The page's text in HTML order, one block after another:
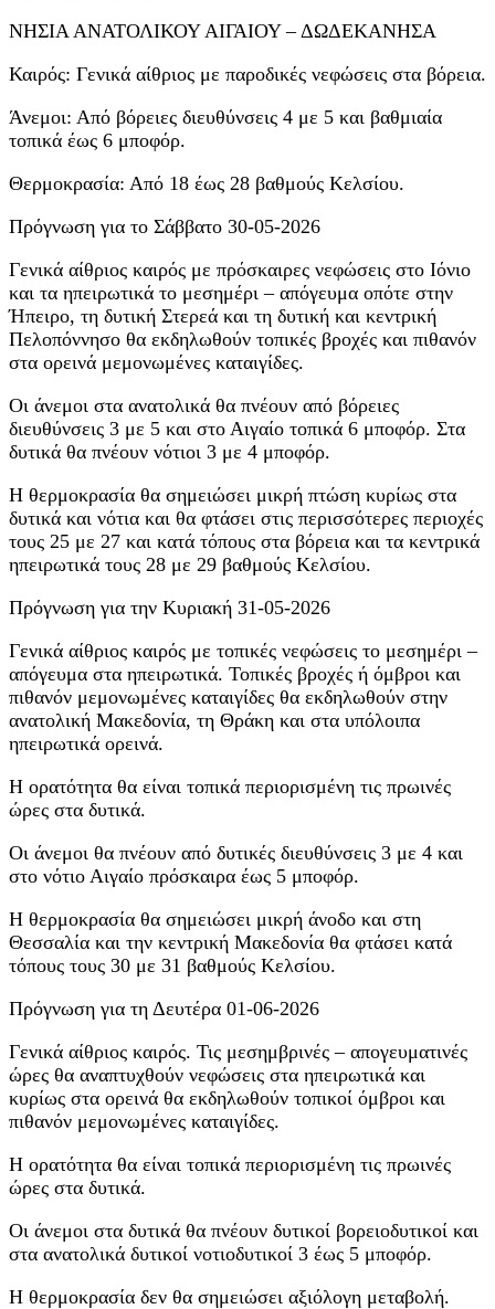
ΝΗΣΙΑ ΑΝΑΤΟΛΙΚΟΥ ΑΙΓΑΙΟΥ – ΔΩΔΕΚΑΝΗΣΑ
Καιρός: Γενικά αίθριος με παροδικές νεφώσεις στα βόρεια.
Άνεμοι: Από βόρειες διευθύνσεις 4 με 5 και βαθμιαία
τοπικά έως 6 μποφόρ.
Θερμοκρασία: Από 18 έως 28 βαθμούς Κελσίου.
Πρόγνωση για το Σάββατο 30-05-2026
Γενικά αίθριος καιρός με πρόσκαιρες νεφώσεις στο Ιόνιο
και τα ηπειρωτικά το μεσημέρι – απόγευμα οπότε στην
Ήπειρο, τη δυτική Στερεά και τη δυτική και κεντρική
Πελοπόννησο θα εκδηλωθούν τοπικές βροχές και πιθανόν
στα ορεινά μεμονωμένες καταιγίδες.
Οι άνεμοι στα ανατολικά θα πνέουν από βόρειες
διευθύνσεις 3 με 5 και στο Αιγαίο τοπικά 6 μποφόρ. Στα
δυτικά θα πνέουν νότιοι 3 με 4 μποφόρ.
Η θερμοκρασία θα σημειώσει μικρή πτώση κυρίως στα
δυτικά και νότια και θα φτάσει στις περισσότερες περιοχές
τους 25 με 27 και κατά τόπους στα βόρεια και τα κεντρικά
ηπειρωτικά τους 28 με 29 βαθμούς Κελσίου.
Πρόγνωση για την Κυριακή 31-05-2026
Γενικά αίθριος καιρός με τοπικές νεφώσεις το μεσημέρι –
απόγευμα στα ηπειρωτικά. Τοπικές βροχές ή όμβροι και
πιθανόν μεμονωμένες καταιγίδες θα εκδηλωθούν στην
ανατολική Μακεδονία, τη Θράκη και στα υπόλοιπα
ηπειρωτικά ορεινά.
Η ορατότητα θα είναι τοπικά περιορισμένη τις πρωινές
ώρες στα δυτικά.
Οι άνεμοι θα πνέουν από δυτικές διευθύνσεις 3 με 4 και
στο νότιο Αιγαίο πρόσκαιρα έως 5 μποφόρ.
Η θερμοκρασία θα σημειώσει μικρή άνοδο και στη
Θεσσαλία και την κεντρική Μακεδονία θα φτάσει κατά
τόπους τους 30 με 31 βαθμούς Κελσίου.
Πρόγνωση για τη Δευτέρα 01-06-2026
Γενικά αίθριος καιρός. Τις μεσημβρινές – απογευματινές
ώρες θα αναπτυχθούν νεφώσεις στα ηπειρωτικά και
κυρίως στα ορεινά θα εκδηλωθούν τοπικοί όμβροι και
πιθανόν μεμονωμένες καταιγίδες.
Η ορατότητα θα είναι τοπικά περιορισμένη τις πρωινές
ώρες στα δυτικά.
Οι άνεμοι στα δυτικά θα πνέουν δυτικοί βορειοδυτικοί και
στα ανατολικά δυτικοί νοτιοδυτικοί 3 έως 5 μποφόρ.
Η θερμοκρασία δεν θα σημειώσει αξιόλογη μεταβολή.